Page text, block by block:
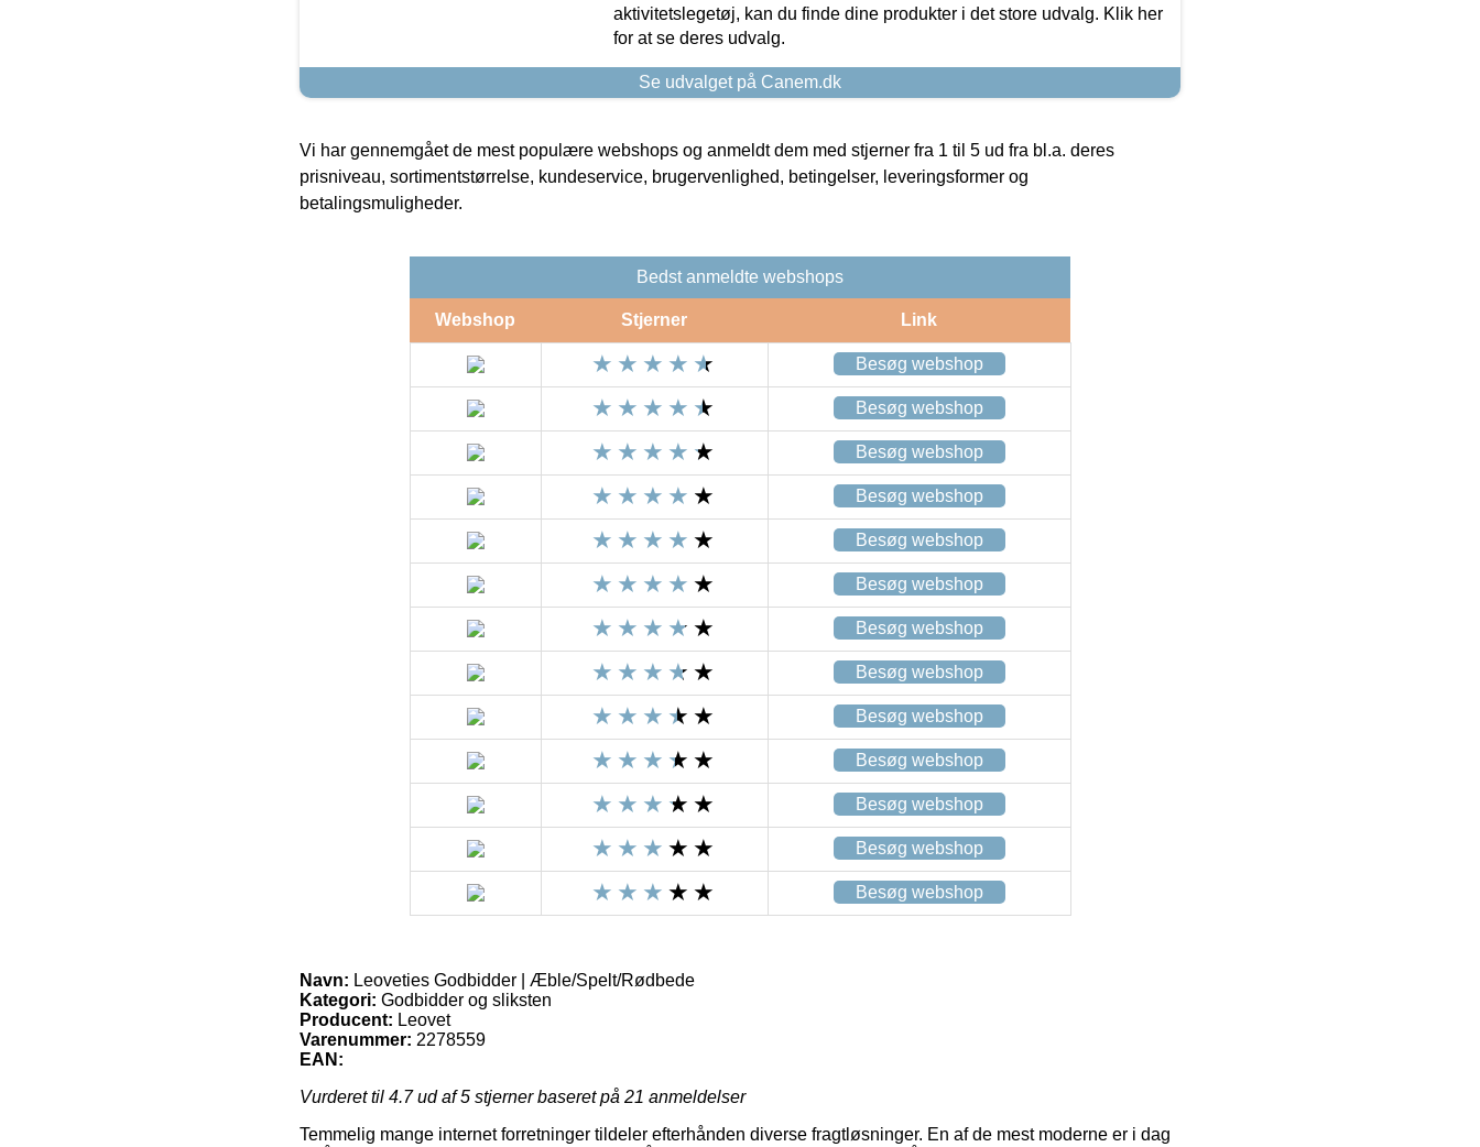
aktivitetslegetøj, kan du finde dine produkter i det store udvalg. Klik her
for at se deres udvalg.
Se udvalget på Canem.dk
Vi har gennemgået de mest populære webshops og anmeldt dem med stjerner fra 1 til 5 ud fra bl.a. deres
prisniveau, sortimentstørrelse, kundeservice, brugervenlighed, betingelser, leveringsformer og
betalingsmuligheder.
Bedst anmeldte webshops
Webshop Stjerner Link
Besøg webshop
Besøg webshop
Besøg webshop
Besøg webshop
Besøg webshop
Besøg webshop
Besøg webshop
Besøg webshop
Besøg webshop
Besøg webshop
Besøg webshop
Besøg webshop
Besøg webshop
Navn: Leoveties Godbidder | Æble/Spelt/Rødbede
Kategori: Godbidder og sliksten
Producent: Leovet
Varenummer: 2278559
EAN:
Vurderet til 4.7ud af 5 stjerner baseret på 21 anmeldelser
Temmelig mange internet forretninger tildeler efterhånden diverse fragtløsninger. En af de mest moderne er i dag